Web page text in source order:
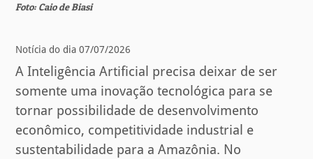
Foto: Caio de Biasi
Notícia do dia 07/07/2026
A Inteligência Artificial precisa deixar de ser
somente uma inovação tecnológica para se
tornar possibilidade de desenvolvimento
econômico, competitividade industrial e
sustentabilidade para a Amazônia. No